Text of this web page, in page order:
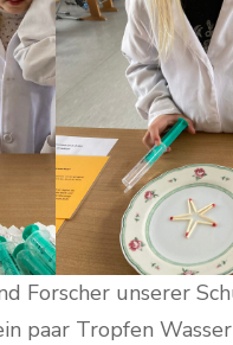
Forscher unserer
paar Tropfen